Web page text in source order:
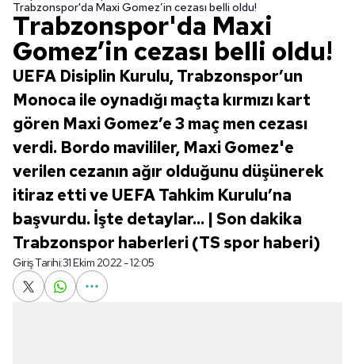
Trabzonspor'da Maxi Gomez’in cezası belli oldu!
Trabzonspor'da Maxi
Gomez’in cezası belli oldu!
UEFA Disiplin Kurulu, Trabzonspor’un
Monoca ile oynadığı maçta kırmızı kart
gören Maxi Gomez’e 3 maç men cezası
verdi. Bordo mavililer, Maxi Gomez'e
verilen cezanın ağır olduğunu düşünerek
itiraz etti ve UEFA Tahkim Kurulu’na
başvurdu. İşte detaylar... | Son dakika
Trabzonspor haberleri (TS spor haberi)
Giriş Tarihi:31 Ekim 2022 - 12:05